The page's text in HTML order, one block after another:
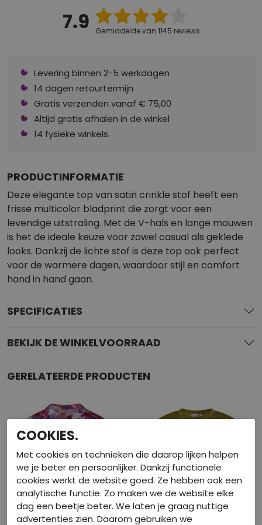
7.9 Gemiddelde van 1145 reviews
Levering binnen 2-5 werkdagen
14 dagen retourtermijn
Gratis verzenden vanaf € 75,00
Altijd gratis afhalen in de winkel
14 fysieke winkels
PRODUCTINFORMATIE
Deze elegante top van satin crinkle stof heeft een
frisse multicolor bladprint die zorgt voor een
levendige uitstraling. Met de V-hals en lange mouwen
is het de ideale keuze voor zowel casual als geklede
looks. Dankzij de lichte stof is deze top ook perfect
voor de warmere dagen, waardoor stijl en comfort
hand in hand gaan.
SPECIFICATIES
BEKIJK DE WINKELVOORRAAD
GERELATEERDE PRODUCTEN
COOKIES.
Met cookies en technieken die daarop lijken helpen
we je beter en persoonlijker. Dankzij functionele
cookies werkt de website goed. Ze hebben ook een
analytische functie. Zo maken we de website elke
dag een beetje beter. We laten je graag nuttige
advertenties zien. Daarom gebruiken we